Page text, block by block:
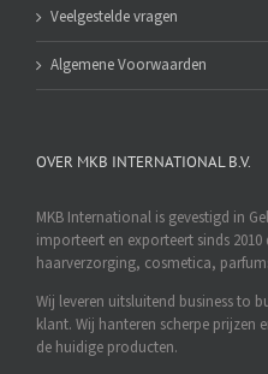
Veelgestelde vragen
Algemene Voorwaarden
OVER MKB INTERNATIONAL B.V.
MKB International is gevestigd in
importeert en exporteert sinds
haarverzorging, cosmetica,
Wij leveren uitsluitend business to
klant. Wij hanteren scherpe
de huidige producten.